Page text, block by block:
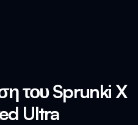
του Sprunki X
Ultra